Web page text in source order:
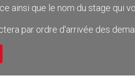
ainsi que le nom du stage qui
par ordre d'arrivée des